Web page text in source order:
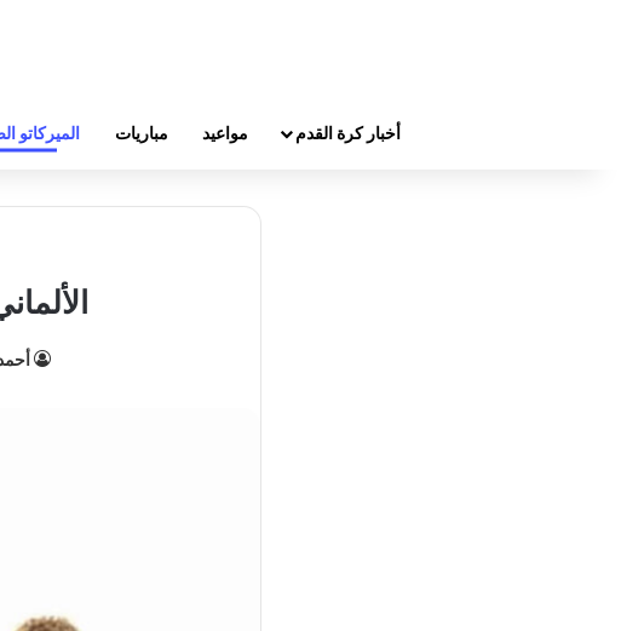
أخبار كرة القدم مواعيد مباريات الميركاتو